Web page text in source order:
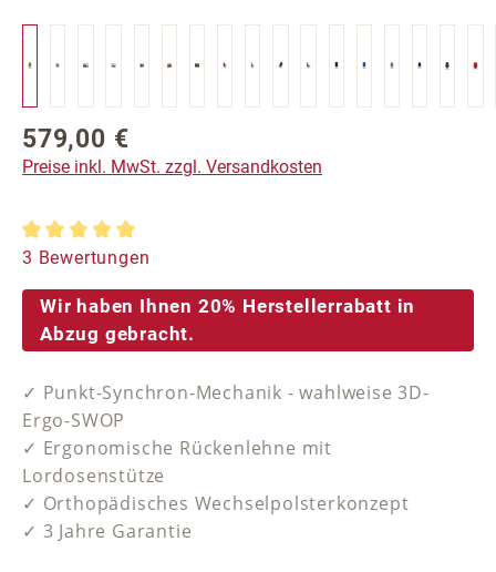
Regulärer Preis:
579,00 €
Preise inkl. MwSt. zzgl. Versandkosten
Durchschnittliche Bewertung von 5 von 5 Sternen
3 Bewertungen
Wir haben Ihnen 20% Herstellerrabatt in
Abzug gebracht.
✓ Punkt-Synchron-Mechanik - wahlweise 3D-
Ergo-SWOP
✓ Ergonomische Rückenlehne mit
Lordosenstütze
✓ Orthopädisches Wechselpolsterkonzept
✓ 3 Jahre Garantie